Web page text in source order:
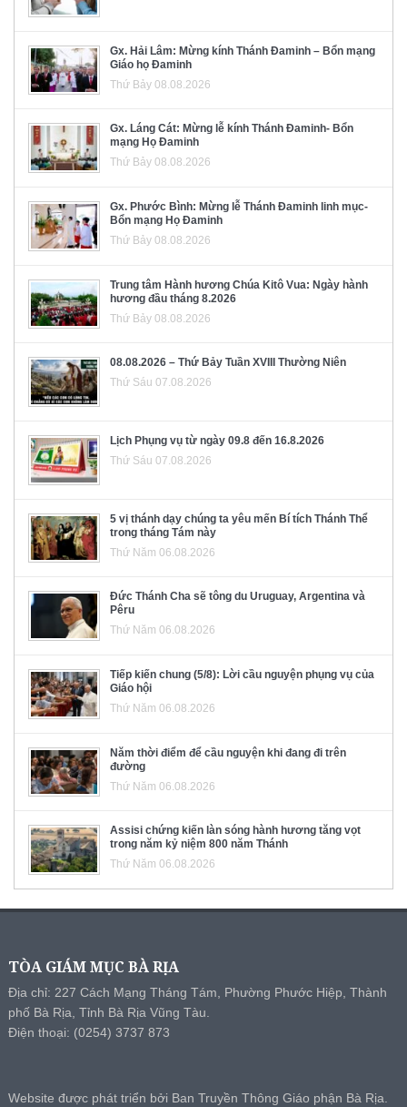
Gx. Hải Lâm: Mừng kính Thánh Đaminh – Bổn mạng
Giáo họ Đaminh
Thứ Bảy 08.08.2026
Gx. Láng Cát: Mừng lễ kính Thánh Đaminh- Bổn
mạng Họ Đaminh
Thứ Bảy 08.08.2026
Gx. Phước Bình: Mừng lễ Thánh Đaminh linh mục-
Bổn mạng Họ Đaminh
Thứ Bảy 08.08.2026
Trung tâm Hành hương Chúa Kitô Vua: Ngày hành
hương đầu tháng 8.2026
Thứ Bảy 08.08.2026
08.08.2026 – Thứ Bảy Tuần XVIII Thường Niên
Thứ Sáu 07.08.2026
Lịch Phụng vụ từ ngày 09.8 đến 16.8.2026
Thứ Sáu 07.08.2026
5 vị thánh dạy chúng ta yêu mến Bí tích Thánh Thể
trong tháng Tám này
Thứ Năm 06.08.2026
Đức Thánh Cha sẽ tông du Uruguay, Argentina và
Pêru
Thứ Năm 06.08.2026
Tiếp kiến chung (5/8): Lời cầu nguyện phụng vụ của
Giáo hội
Thứ Năm 06.08.2026
Năm thời điểm để cầu nguyện khi đang đi trên
đường
Thứ Năm 06.08.2026
Assisi chứng kiến làn sóng hành hương tăng vọt
trong năm kỷ niệm 800 năm Thánh
Thứ Năm 06.08.2026
TÒA GIÁM MỤC BÀ RỊA
Địa chỉ: 227 Cách Mạng Tháng Tám, Phường Phước Hiệp, Thành
phố Bà Rịa, Tỉnh Bà Rịa Vũng Tàu.
Điện thoại: (0254) 3737 873
Website được phát triển bởi Ban Truyền Thông Giáo phận Bà Rịa.